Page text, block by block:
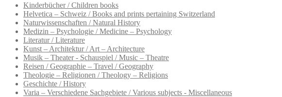
Kinderbücher / Children books
Helvetica – Schweiz / Books and prints pertaining Switzerland
Naturwissenschaften / Natural History
Medizin – Psychologie / Medicine – Psychology
Literatur / Literature
Kunst – Architektur / Art – Architecture
Musik – Theater - Schauspiel / Music – Theatre
Reisen / Geographie – Travel / Geography
Theologie – Religionen / Theology – Religions
Geschichte / History
Varia – Verschiedene Sachgebiete / Various subjects - Miscellaneous